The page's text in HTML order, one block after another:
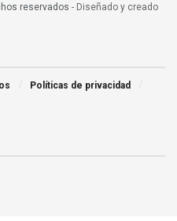
reservados - Diseñado y creado
Políticas de privacidad